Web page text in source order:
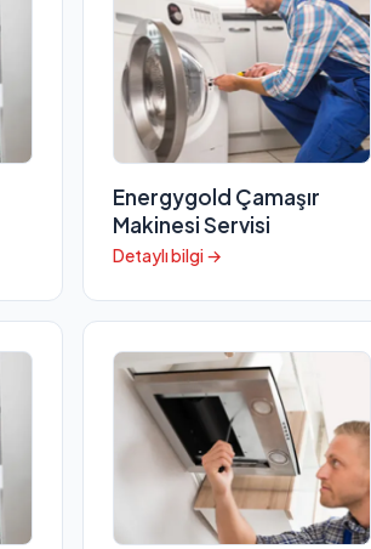
Energygold Çamaşır
Makinesi Servisi
Detaylı bilgi →